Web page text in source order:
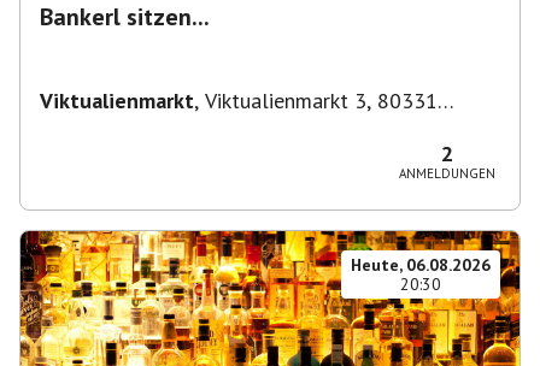
Bankerl sitzen...
Viktualienmarkt, Viktualienmarkt 3, 80331
2
ANMELDUNGEN
Heute, 06.08.2026
20:30